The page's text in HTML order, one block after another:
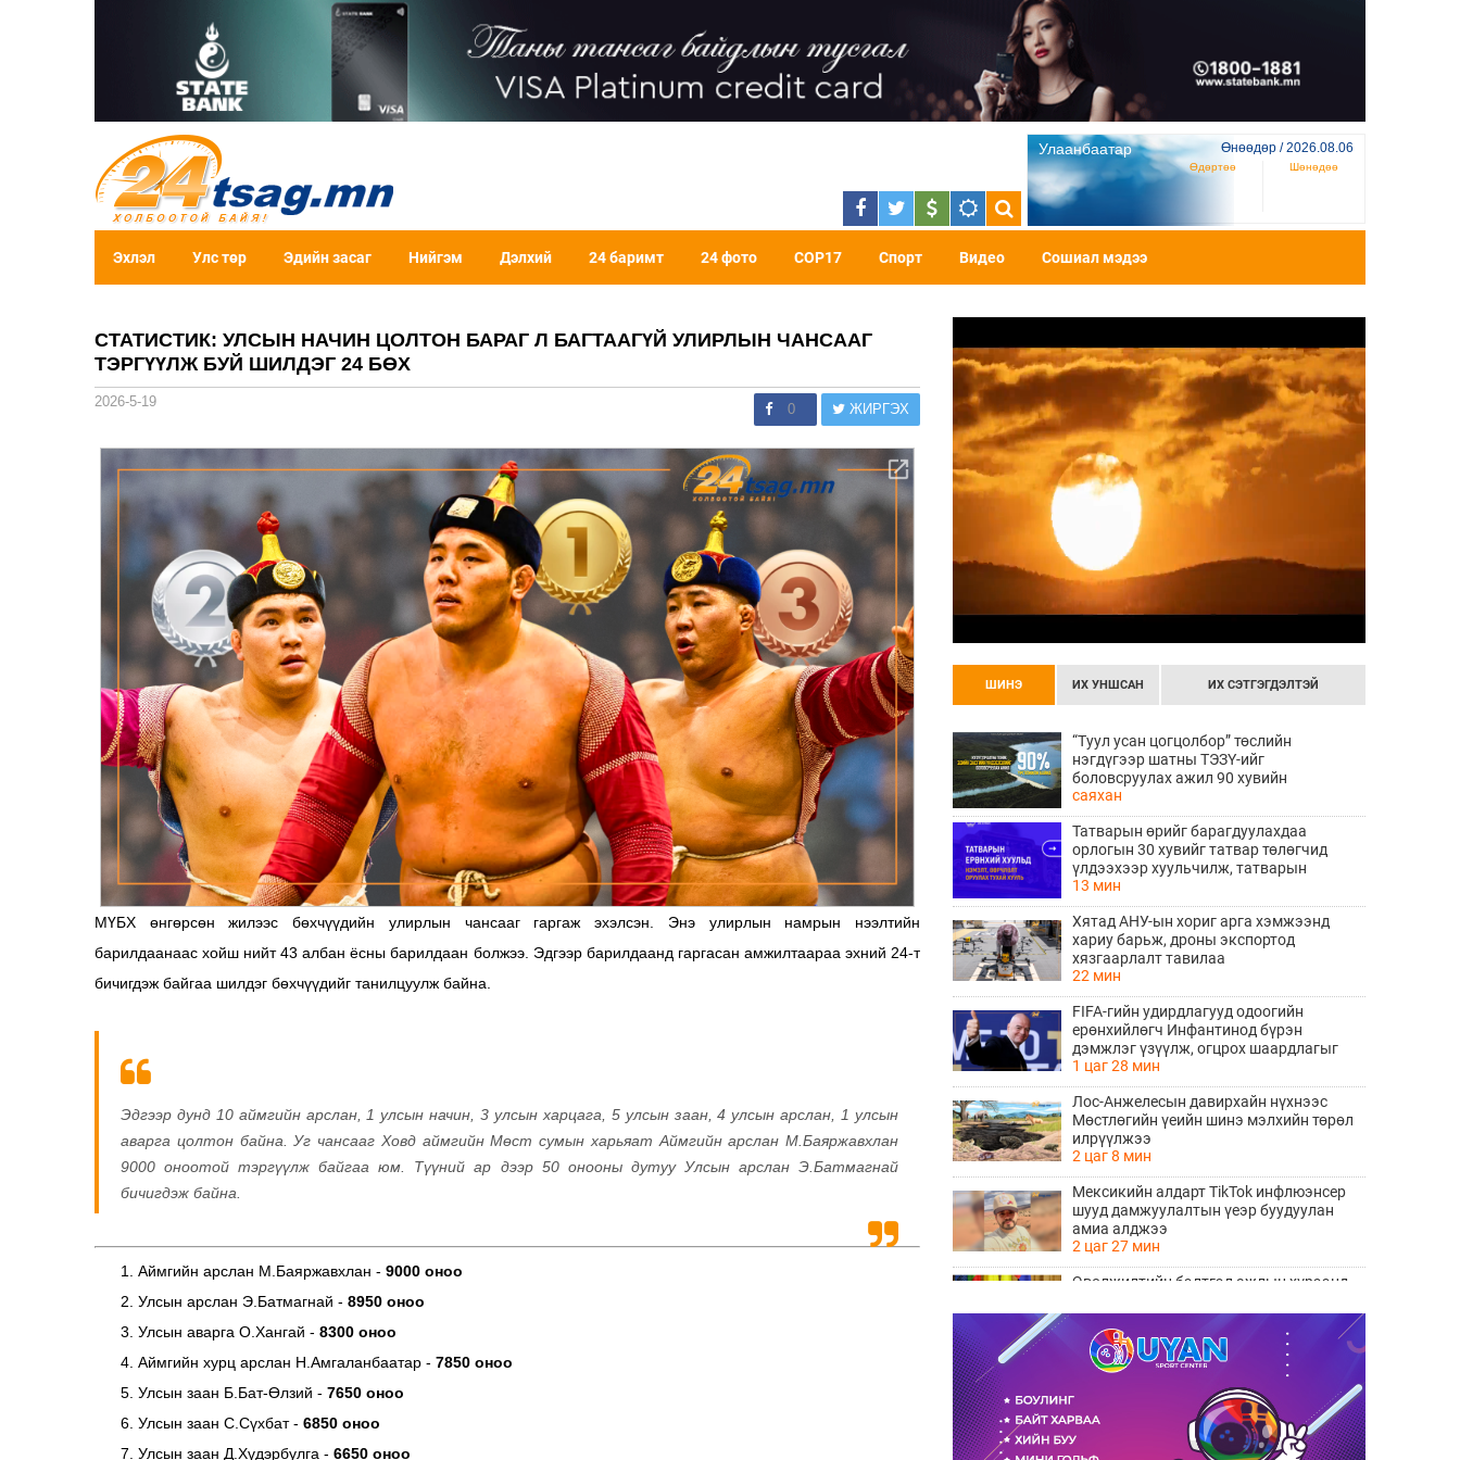
Улаанбаатар Өнөөдөр / 2026.08.06
Өдөртөө Шөнөдөө
Эхлэл Улс төр Эдийн засаг Нийгэм Дэлхий 24 баримт 24 фото COP17 Спорт Видео Сошиал мэдээ
СТАТИСТИК: УЛСЫН НАЧИН ЦОЛТОН БАРАГ Л БАГТААГҮЙ УЛИРЛЫН ЧАНСААГ
ТЭРГҮҮЛЖ БУЙ ШИЛДЭГ 24 БӨХ
2026-5-19 0 ЖИРГЭХ
МҮБХ өнгөрсөн жилээс бөхчүүдийн улирлын чансааг гаргаж эхэлсэн. Энэ улирлын намрын нээлтийн
барилдаанаас хойш нийт 43 албан ёсны барилдаан болжээ. Эдгээр барилдаанд гаргасан амжилтаараа эхний 24-т
бичигдэж байгаа шилдэг бөхчүүдийг танилцуулж байна.
Эдгээр дунд 10 аймгийн арслан, 1 улсын начин, 3 улсын харцага, 5 улсын заан, 4 улсын арслан, 1 улсын
аварга цолтон байна. Уг чансааг Ховд аймгийн Мөст сумын харьяат Аймгийн арслан М.Баяржавхлан
9000 оноотой тэргүүлж байгаа юм. Түүний ар дээр 50 онооны дутуу Улсын арслан Э.Батмагнай
бичигдэж байна.
Аймгийн арслан М.Баяржавхлан - 9000 оноо
Улсын арслан Э.Батмагнай - 8950 оноо
Улсын аварга О.Хангай - 8300 оноо
Аймгийн хурц арслан Н.Амгаланбаатар - 7850 оноо
Улсын заан Б.Бат-Өлзий - 7650 оноо
Улсын заан С.Сүхбат - 6850 оноо
Улсын заан Д.Хүдэрбулга - 6650 оноо
ШИНЭ ИХ УНШСАН ИХ СЭТГЭГДЭЛТЭЙ
“Туул усан цогцолбор” төслийн
нэгдүгээр шатны ТЭЗҮ-ийг
боловсруулах ажил 90 хувийн
гүйцэтгэлтэй байна
саяхан
Татварын өрийг барагдуулахдаа
орлогын 30 хувийг татвар төлөгчид
үлдээхээр хуульчилж, татварын
тайлангаа залруулах хугацааг хоёр жил
болгон сунгажээ
13 мин
Хятад АНУ-ын хориг арга хэмжээнд
хариу барьж, дроны экспортод
хязгаарлалт тавилаа
22 мин
FIFA-гийн удирдлагууд одоогийн
ерөнхийлөгч Инфантинод бүрэн
дэмжлэг үзүүлж, огцрох шаардлагыг
няцаав
1 цаг 28 мин
Лос-Анжелесын давирхайн нүхнээс
Мөстлөгийн үеийн шинэ мэлхийн төрөл
илрүүлжээ
2 цаг 8 мин
Мексикийн алдарт TikTok инфлюэнсер
шууд дамжуулалтын үеэр буудуулан
амиа алджээ
2 цаг 27 мин
Өвөлжилтийн бэлтгэл ажлын хүрээнд
аймагт ажиллав
3 цаг 0 мин
Хуримын зочдын МЭДВЭЛ ЗОХИХ
бичигдээгүй дүрмүүд
3 цаг 6 мин